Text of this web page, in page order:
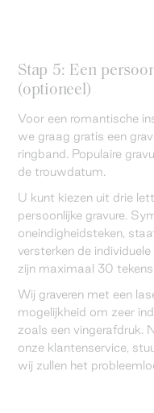
Stap 5: Een
(optioneel)
Voor een romantische
we graag gratis een
ringband. Populaire
de trouwdatum.
U kunt kiezen uit drie
persoonlijke gravure.
oneindigheidsteken,
versterken de
zijn maximaal 30
Wij graveren met een
mogelijkheid om zeer
zoals een vingerafdruk.
onze klantenservice,
wij zullen het